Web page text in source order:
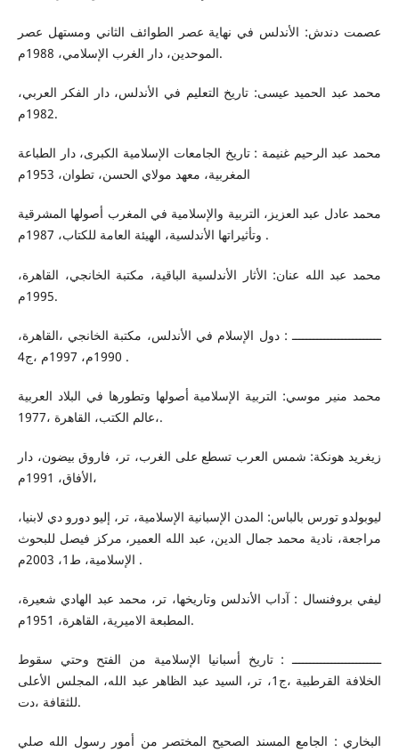
عصمت دندش: الأندلس في نهاية عصر الطوائف الثاني ومستهل عصر
الموحدين، دار الغرب الإسلامي، 1988م.
محمد عبد الحميد عيسى: تاريخ التعليم في الأندلس، دار الفكر العربي،
1982م.
محمد عبد الرحيم غنيمة : تاريخ الجامعات الإسلامية الكبرى، دار الطباعة
المغربية، معهد مولاي الحسن، تطوان، 1953م
محمد عادل عبد العزيز، التربية والإسلامية في المغرب أصولها المشرقية
وتأثيراتها الأندلسية، الهيئة العامة للكتاب، 1987م .
محمد عبد الله عنان: الأثار الأندلسية الباقية، مكتبة الخانجي، القاهرة،
1995م.
ـــــــــــــــــــــــــ : دول الإسلام في الأندلس، مكتبة الخانجي ،القاهرة،
1990م، 1997م ،ج4 .
محمد منير موسي: التربية الإسلامية أصولها وتطورها في البلاد العربية
،عالم الكتب، القاهرة ،1977.
زيغريد هونكة: شمس العرب تسطع على الغرب، تر، فاروق بيضون، دار
الأفاق، 1991م،
ليوبولدو تورس بالباس: المدن الإسبانية الإسلامية، تر، إليو دورو دي لابنيا،
مراجعة، نادية محمد جمال الدين، عبد الله العمير، مركز فيصل للبحوث
الإسلامية، ط1، 2003م .
ليفي بروفنسال : آداب الأندلس وتاريخها، تر، محمد عبد الهادي شعيرة،
المطبعة الاميرية، القاهرة، 1951م.
ـــــــــــــــــــــــــ : تاريخ أسبانيا الإسلامية من الفتح وحتي سقوط
الخلافة القرطبية ،ج1، تر، السيد عبد الظاهر عبد الله، المجلس الأعلى
للثقافة ،دت.
البخاري : الجامع المسند الصحيح المختصر من أمور رسول الله صلي